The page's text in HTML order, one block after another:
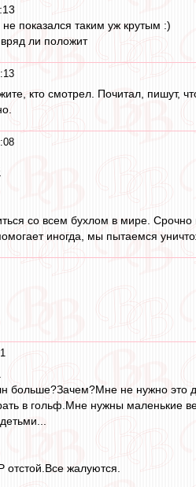
показался таким уж крутым :)
ли положит
кто смотрел. Почитал, пишут,
со всем бухлом в мире.
иногда, мы пытаемся
больше?Зачем?Мне не нужно это
в гольф.Мне нужны маленькие
жалуются.